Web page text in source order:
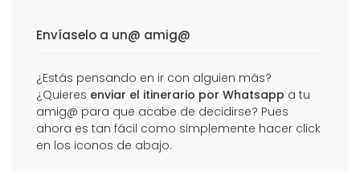
Envíaselo a un@ amig@
¿Estás pensando en ir con alguien más?
¿Quieres enviar el itinerario por Whatsapp a tu
amig@ para que acabe de decidirse? Pues
ahora es tan fácil como simplemente hacer click
en los iconos de abajo.